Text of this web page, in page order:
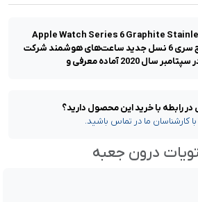
Apple Watch Series 6 Graphite
Milanese Loop اپل واچ سری 6 نسل جدید ساعت‌های هوشمند شرکت
سال 2020 آماده معرفی و
در رابطه با خرید این محصول دارید؟
با کارشناسان ما در تماس باشید.
درون جعبه